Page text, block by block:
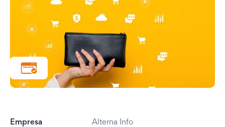
Empresa Alterna Info